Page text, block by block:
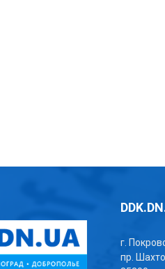
г.
пр.